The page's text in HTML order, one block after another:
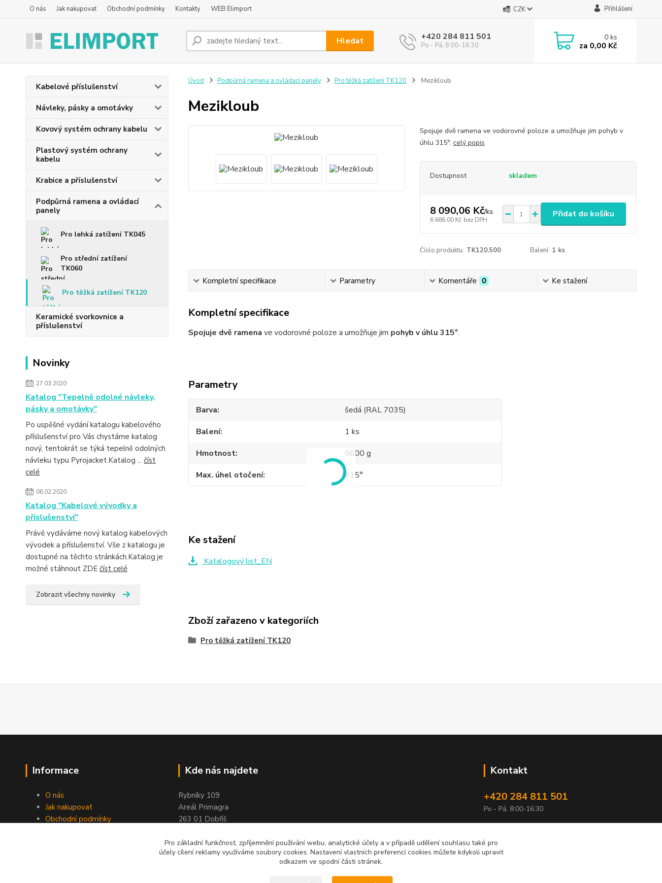
O nás Jak nakupovat Obchodní podmínky Kontakty WEB Elimport CZK Přihlášení
Hledat +420 284 811 501
Po - Pá, 8:00-16:30
0ks
za 0,00 Kč
Kabelové příslušenství
Návleky, pásky a omotávky
Kovový systém ochrany kabelu
Plastový systém ochrany
kabelu
Krabice a příslušenství
Podpůrná ramena a ovládací
panely
Pro lehká zatížení TK045
Pro střední zatížení
TK060
Pro těžká zatížení TK120
Keramické svorkovnice a
příslušenství
Novinky
27.03.2020
Katalog "Tepelně odolné návleky,
pásky a omotávky"
Po uspěšné vydání katalogu kabelového
příslušenství pro Vás chystáme katalog
nový, tentokrát se týká tepelně odolných
návleku typu Pyrojacket.Katalog ... číst
celé
06.02.2020
Katalog "Kabelové vývodky a
příslušenství"
Právě vydáváme nový katalog kabelových
vývodek a příslušenství. Vše z katalogu je
dostupné na těchto stránkách.Katalog je
možné stáhnout ZDE číst celé
Zobrazit všechny novinky
Úvod Podpůrná ramena a ovládací panely Pro těžká zatížení TK120 Mezikloub
Mezikloub
Spojuje dvě ramena ve vodorovné poloze a umožňuje jim pohyb v
úhlu 315°. celý popis
Dostupnost skladem
8 090,06 Kč/ks
6 686,00 Kč bez DPH
Přidat do košíku
Číslo produktu: TK120.500 Balení: 1 ks
Kompletní specifikace Parametry Komentáře 0 Ke stažení
Kompletní specifikace
Spojuje dvě ramena ve vodorovné poloze a umožňuje jim pohyb v úhlu 315°.
Parametry
Barva
šedá (RAL 7035)
Balení
1 ks
Hmotnost
5600 g
Max. úhel otočení
315°
Ke stažení
Katalogový list_EN
Zboží zařazeno v kategoriích
Pro těžká zatížení TK120
Informace
O nás
Jak nakupovat
Obchodní podmínky
Kde nás najdete
Rybníky 109
Areál Primagra
263 01 Dobříš
Kontakt
+420 284 811 501
Po - Pá, 8:00-16:30
Pro základní funkčnost, zpříjemnění používání webu, analytické účely a v případě udělení souhlasu také pro
účely cílení reklamy využíváme soubory cookies. Nastavení vlastních preferencí cookies můžete kdykoli upravit
odkazem ve spodní části stránek.